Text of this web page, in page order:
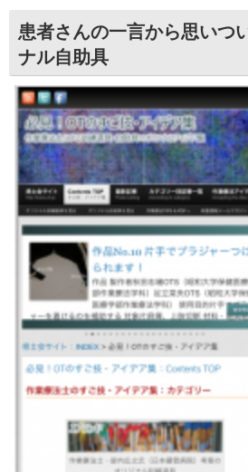
患者さんの一言から思いつ
ナル自助具